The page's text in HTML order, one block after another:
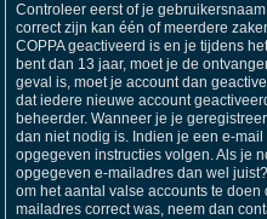
Controleer eerst of je
correct zijn kan één of meerdere
COPPA geactiveerd is en je tijdens
bent dan 13 jaar, moet je de
geval is, moet je account dan
dat iedere nieuwe account
beheerder. Wanneer je je
dan niet nodig is. Indien je een e-
opgegeven instructies volgen. Als je
opgegeven e-mailadres dan wel
om het aantal valse accounts te
mailadres correct was, neem dan